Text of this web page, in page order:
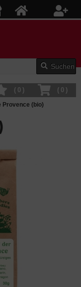
Suchen
( 0 )
( 0 )
Provence (bio)